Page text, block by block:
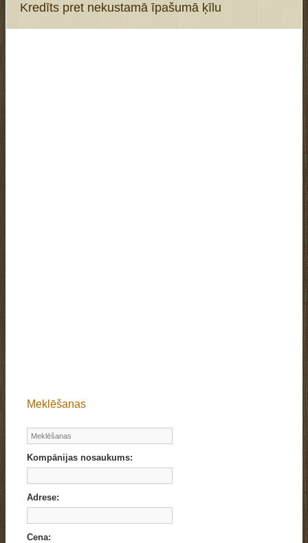
Kredīts pret nekustamā īpašumā ķīlu
Meklēšanas
Kompānijas nosaukums:
Adrese:
Cena: